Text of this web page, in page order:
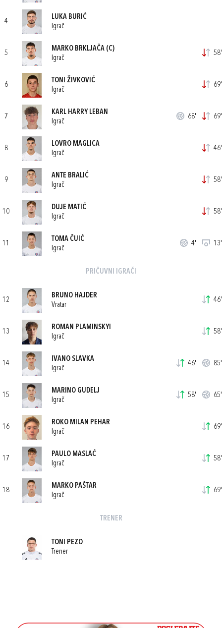
4
LUKA BURIĆ
Igrač
5
MARKO BRKLJAČA (C)
Igrač
58'
6
TONI ŽIVKOVIĆ
Igrač
69'
7
KARL HARRY LEBAN
Igrač
68' 69'
8
LOVRO MAGLICA
Igrač
46'
9
ANTE BRALIĆ
Igrač
58'
10
DUJE MATIĆ
Igrač
58'
11
TOMA ČUIĆ
Igrač
4' 13'
PRIČUVNI IGRAČI
12
BRUNO HAJDER
Vratar
46'
13
ROMAN PLAMINSKYI
Igrač
58'
14
IVANO SLAVKA
Igrač
46' 85'
15
MARINO GUDELJ
Igrač
58' 65'
16
ROKO MILAN PEHAR
Igrač
69'
17
PAULO MASLAĆ
Igrač
58'
18
MARKO PAŠTAR
Igrač
69'
TRENER
TONI PEZO
Trener